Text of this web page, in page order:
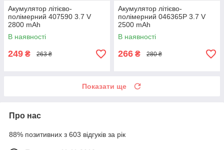
Акумулятор літієво-
полімерний 407590 3.7 V
2800 mAh
В наявності
249 ₴ 263 ₴
Акумулятор літієво-
полімерний 046365P 3.7 V
2500 mAh
В наявності
266 ₴ 280 ₴
Показати ще
Про нас
88% позитивних з 603 відгуків за рік